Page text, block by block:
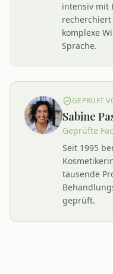
intensiv mit
komplexe
Sprache.
GEPRÜFT
Sabine
Geprüfte
Seit 1995
tausende
geprüft.